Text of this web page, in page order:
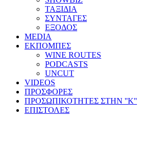
ΤΑΞΙΔΙΑ
ΣΥΝΤΑΓΕΣ
ΕΞΟΔΟΣ
MEDIA
ΕΚΠΟΜΠΕΣ
WINE ROUTES
PODCASTS
UNCUT
VIDEOS
ΠΡΟΣΦΟΡΕΣ
ΠΡΟΣΩΠΙΚΟΤΗΤΕΣ ΣΤΗΝ ''Κ''
ΕΠΙΣΤΟΛΕΣ